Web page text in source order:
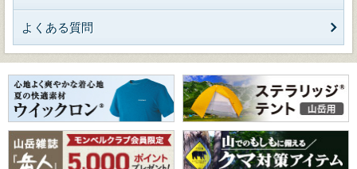
よくある質問